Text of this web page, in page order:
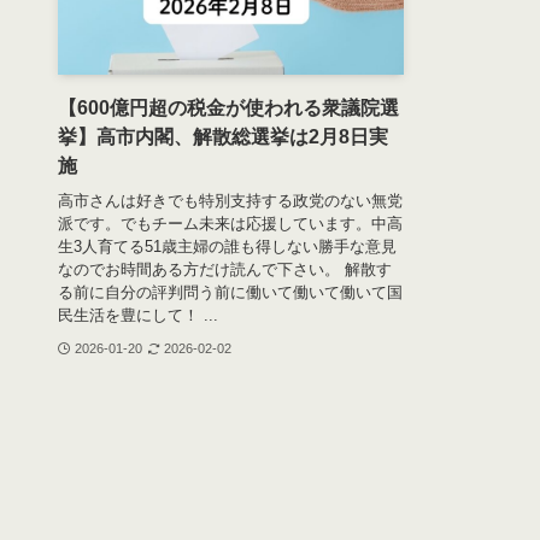
【600億円超の税金が使われる衆議院選
挙】高市内閣、解散総選挙は2月8日実
施
高市さんは好きでも特別支持する政党のない無党
派です。でもチーム未来は応援しています。中高
生3人育てる51歳主婦の誰も得しない勝手な意見
なのでお時間ある方だけ読んで下さい。 解散す
る前に自分の評判問う前に働いて働いて働いて国
民生活を豊にして！ ...
2026-01-20 2026-02-02